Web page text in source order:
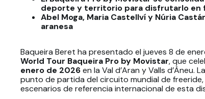
deporte y territorio para disfrutarlo en
Abel Moga, Maria Castellví y Núria
aranesa
Baqueira Beret ha presentado el jueves 8 de
World Tour Baqueira Pro by Movistar, que
enero de 2026en la Val d’Aran y Valls d’Àneu.
punto de partida del circuito mundial de
escenarios de referencia internacional de esta